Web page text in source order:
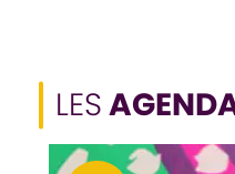
LES